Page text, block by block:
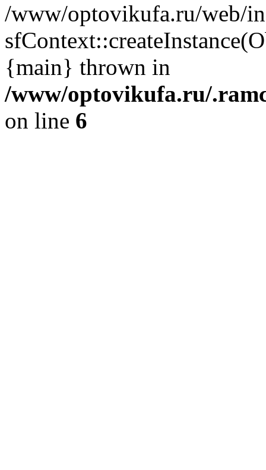
/www/optovikufa.ru/web/
{main} thrown in
/www/optovikufa.ru/
on line 6